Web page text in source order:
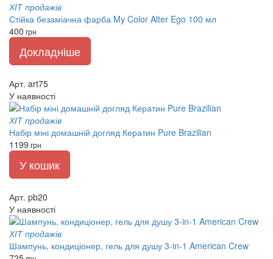
ХІТ продажів
Стійка безаміачна фарба My Color Alter Ego 100 мл
400 грн
Докладніше
Арт. art75
У наявності
ХІТ продажів
Набір міні домашній догляд Кератин Pure Brazilian
1199 грн
У кошик
Арт. pb20
У наявності
ХІТ продажів
Шампунь, кондиціонер, гель для душу 3-in-1 American Crew